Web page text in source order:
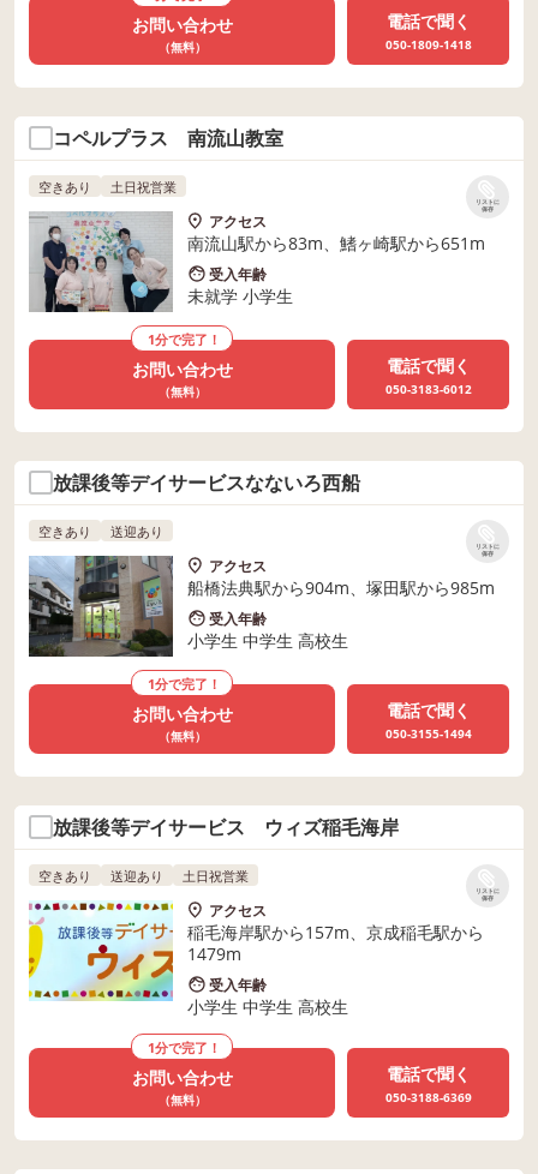
お問い合わせ
（無料）
電話で聞く
050-1809-1418
コペルプラス 南流山教室
リストに
保存
空きあり 土日祝営業
アクセス
南流山駅から83m、鰭ヶ崎駅から651m
受入年齢
未就学 小学生
1分で完了！
お問い合わせ
（無料）
電話で聞く
050-3183-6012
放課後等デイサービスなないろ西船
リストに
保存
空きあり 送迎あり
アクセス
船橋法典駅から904m、塚田駅から985m
受入年齢
小学生 中学生 高校生
1分で完了！
お問い合わせ
（無料）
電話で聞く
050-3155-1494
放課後等デイサービス ウィズ稲毛海岸
リストに
保存
空きあり 送迎あり 土日祝営業
アクセス
稲毛海岸駅から157m、京成稲毛駅から
1479m
受入年齢
小学生 中学生 高校生
1分で完了！
お問い合わせ
（無料）
電話で聞く
050-3188-6369